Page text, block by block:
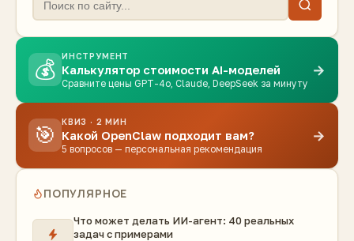
💰
ИНСТРУМЕНТ
Калькулятор стоимости AI-моделей
Сравните цены GPT-4o, Claude, DeepSeek за минуту
→
🎯
КВИЗ · 2 МИН
Какой OpenClaw подходит вам?
5 вопросов — персональная рекомендация
→
ПОПУЛЯРНОЕ
Что может делать ИИ-агент: 40 реальных
задач с примерами